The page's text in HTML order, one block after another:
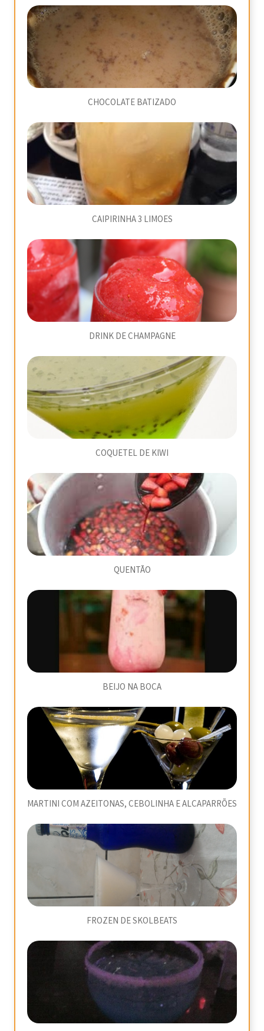
CHOCOLATE BATIZADO
CAIPIRINHA 3 LIMOES
DRINK DE CHAMPAGNE
COQUETEL DE KIWI
QUENTÃO
BEIJO NA BOCA
MARTINI COM AZEITONAS, CEBOLINHA E ALCAPARRÕES
FROZEN DE SKOLBEATS